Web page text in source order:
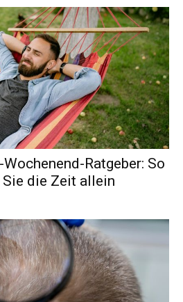
Ratgeber: So
Sie die Zeit allein